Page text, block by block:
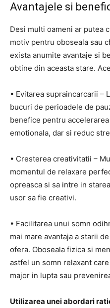
Avantajele si
Desi multi oameni ar putea
motiv pentru oboseala sau
exista anumite avantaje si
obtine din aceasta stare.
• Evitarea supraincarcarii –
bucuri de perioadele de
benefice pentru
emotionala, dar si reduc
• Cresterea creativitatii –
momentul de relaxare
opreasca si sa intre in
usor sa fie creativi.
• Facilitarea unui somn
mai mare avantaja a starii
ofera. Oboseala fizica si
astfel un somn relaxant
major in lupta sau
Utilizarea unei abordari